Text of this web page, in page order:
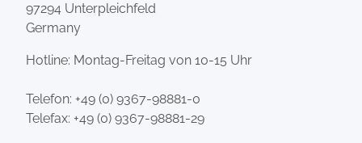
97294 Unterpleichfeld
Germany
Hotline: Montag-Freitag von 10-15 Uhr
Telefon: +49 (0) 9367-98881-0
Telefax: +49 (0) 9367-98881-29